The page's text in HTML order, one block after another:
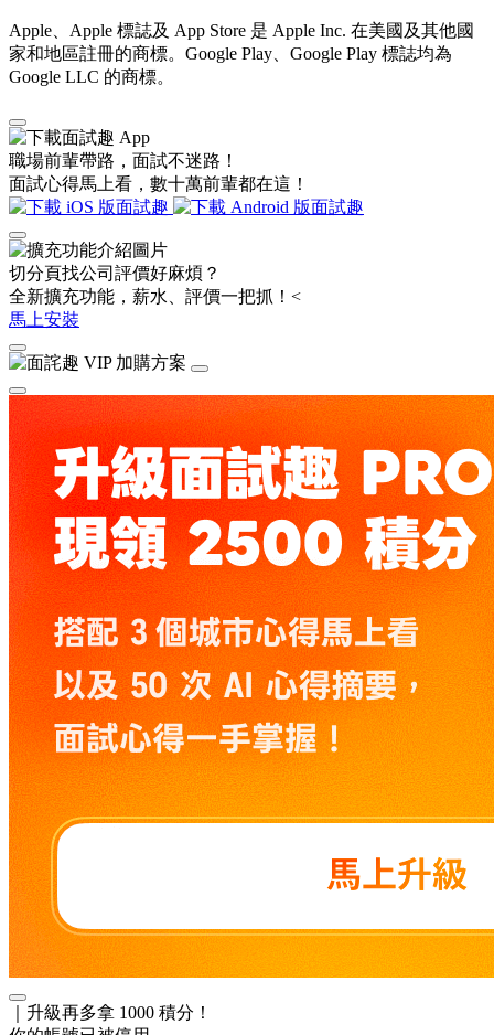
Apple、Apple 標誌及 App Store 是 Apple Inc. 在美國及其他國
家和地區註冊的商標。Google Play、Google Play 標誌均為
Google LLC 的商標。
職場前輩帶路，面試不迷路！
面試心得馬上看，數十萬前輩都在這！
切分頁找公司評價好麻煩？
全新擴充功能，薪水、評價一把抓！<
馬上安裝
｜升級再多拿 1000 積分！